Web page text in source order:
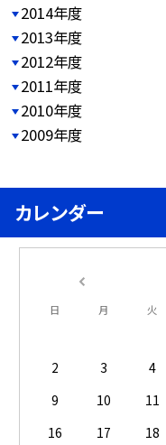
2014年度
2013年度
2012年度
2011年度
2010年度
2009年度
カレンダー
日 月 火
2
3 4
9
10 11
16
17 18